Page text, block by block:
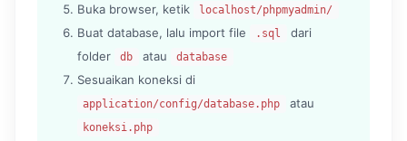
Buka browser, ketik localhost/phpmyadmin/
Buat database, lalu import file .sql
dari
folder
db atau database
Sesuaikan koneksi di
application/config/database.php atau
koneksi.php